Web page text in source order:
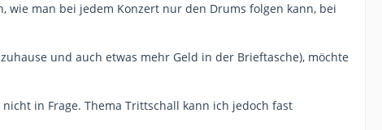
wie man bei jedem Konzert nur den Drums folgen kann, bei
und auch etwas mehr Geld in der Brieftasche), möchte
in Frage. Thema Trittschall kann ich jedoch fast